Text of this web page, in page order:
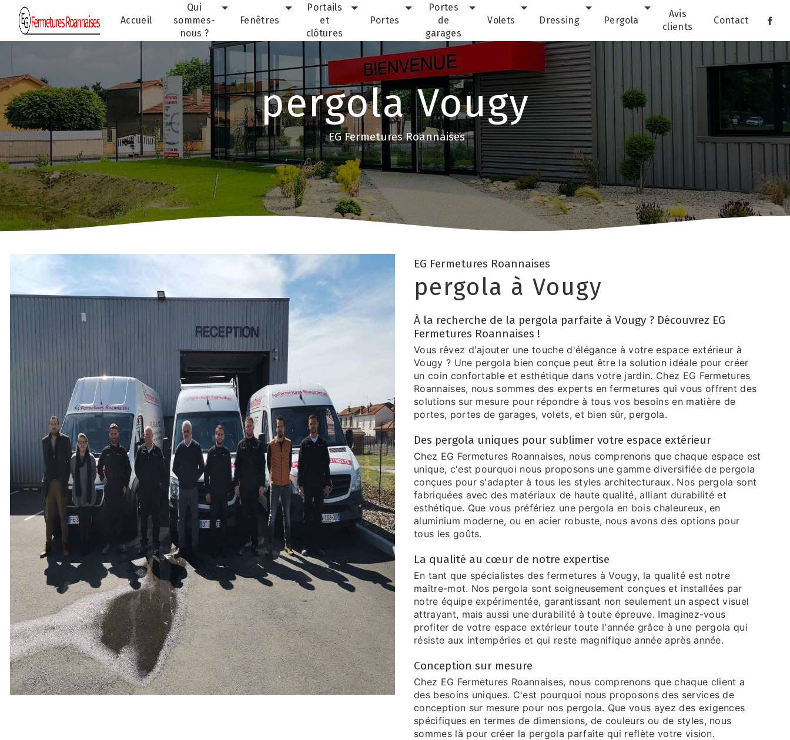
Accueil
Qui
sommes-
nous ?
Fenêtres
Portails
et
clôtures
Portes
Portes
de
garages
Volets Dressing Pergola
Avis
clients
Contact
pergola Vougy
EG Fermetures Roannaises
EG Fermetures Roannaises
pergola à Vougy
À la recherche de la pergola parfaite à Vougy ? Découvrez EG
Fermetures Roannaises !
Vous rêvez d'ajouter une touche d'élégance à votre espace extérieur à
Vougy ? Une pergola bien conçue peut être la solution idéale pour créer
un coin confortable et esthétique dans votre jardin. Chez EG Fermetures
Roannaises, nous sommes des experts en fermetures qui vous offrent des
solutions sur mesure pour répondre à tous vos besoins en matière de
portes, portes de garages, volets, et bien sûr, pergola.
Des pergola uniques pour sublimer votre espace extérieur
Chez EG Fermetures Roannaises, nous comprenons que chaque espace est
unique, c'est pourquoi nous proposons une gamme diversifiée de pergola
conçues pour s'adapter à tous les styles architecturaux. Nos pergola sont
fabriquées avec des matériaux de haute qualité, alliant durabilité et
esthétique. Que vous préfériez une pergola en bois chaleureux, en
aluminium moderne, ou en acier robuste, nous avons des options pour
tous les goûts.
La qualité au cœur de notre expertise
En tant que spécialistes des fermetures à Vougy, la qualité est notre
maître-mot. Nos pergola sont soigneusement conçues et installées par
notre équipe expérimentée, garantissant non seulement un aspect visuel
attrayant, mais aussi une durabilité à toute épreuve. Imaginez-vous
profiter de votre espace extérieur toute l'année grâce à une pergola qui
résiste aux intempéries et qui reste magnifique année après année.
Conception sur mesure
Chez EG Fermetures Roannaises, nous comprenons que chaque client a
des besoins uniques. C'est pourquoi nous proposons des services de
conception sur mesure pour nos pergola. Que vous ayez des exigences
spécifiques en termes de dimensions, de couleurs ou de styles, nous
sommes là pour créer la pergola parfaite qui reflète votre vision.
Panneau de gestion des cookies